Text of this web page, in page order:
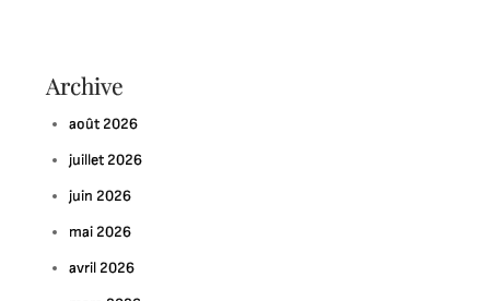
Archive
août 2026
juillet 2026
juin 2026
mai 2026
avril 2026